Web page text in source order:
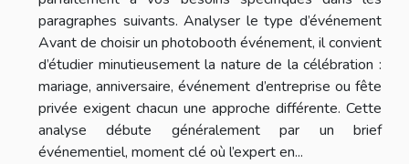
paragraphes suivants. Analyser le type d’événement
Avant de choisir un photobooth événement, il convient
d’étudier minutieusement la nature de la célébration :
mariage, anniversaire, événement d’entreprise ou fête
privée exigent chacun une approche différente. Cette
analyse débute généralement par un brief
événementiel, moment clé où l’expert en...